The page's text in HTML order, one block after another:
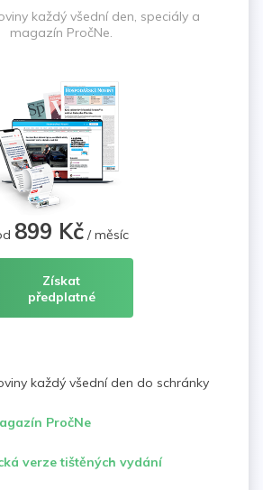
každý všední den, speciály a
magazín PročNe.
899 Kč/ měsíc
Získat
předplatné
každý všední den do schránky
PročNe
verze tištěných vydání